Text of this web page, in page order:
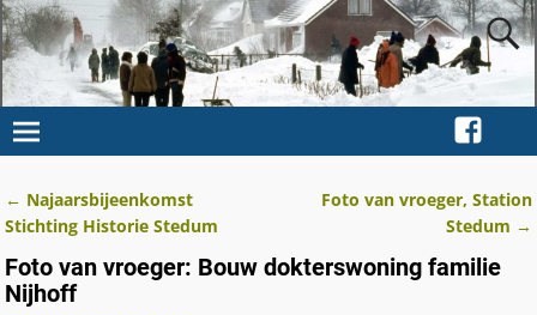
Berichtnavigatie
← Najaarsbijeenkomst
Stichting Historie Stedum
Foto van vroeger, Station
Stedum →
Foto van vroeger: Bouw dokterswoning familie
Nijhoff